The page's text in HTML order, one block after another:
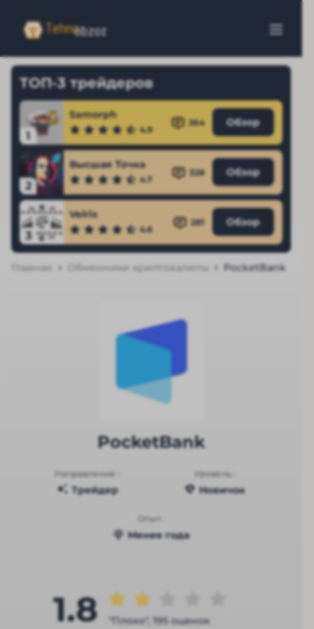
ТОП-3 трейдеров
1
Samorph
4.9
364 Обзор
2
Высшая Точка
4.7
328 Обзор
3
Velrix
4.6
281 Обзор
Главная Обменники криптовалюты PocketBank
PocketBank
Направление :
Трейдер
Уровень :
Новичок
Опыт :
Менее года
1.8 "Плохо", 195 оценок